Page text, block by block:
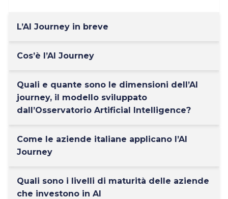
L’AI Journey in breve
Cos’è l’AI Journey
Quali e quante sono le dimensioni dell’AI
journey, il modello sviluppato
dall’Osservatorio Artificial Intelligence?
Come le aziende italiane applicano l’AI
Journey
Quali sono i livelli di maturità delle aziende
che investono in AI